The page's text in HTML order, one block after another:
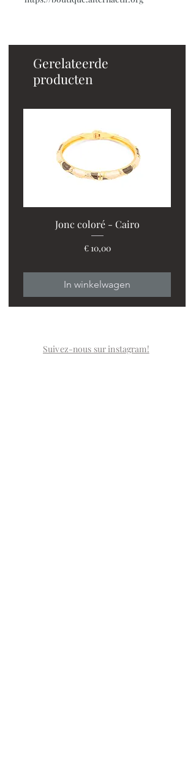
Gerelateerde
producten
Jonc coloré - Cairo
Prijs
€ 10,00
In winkelwagen
Suivez-nous sur instagram!